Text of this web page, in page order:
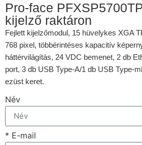
Pro-face
kijelző raktáron
Fejlett kijelzőmodul, 15 hüvelykes XGA
768 pixel, többérintéses kapacitív
háttérvilágítás, 24 VDC bemenet, 2 db
port, 3 db USB Type-A/1 db USB Type-
ezüst keret.
Név
* E-mail